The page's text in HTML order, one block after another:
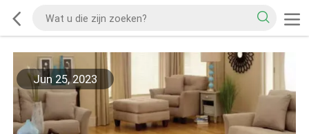
Jun 25, 2023